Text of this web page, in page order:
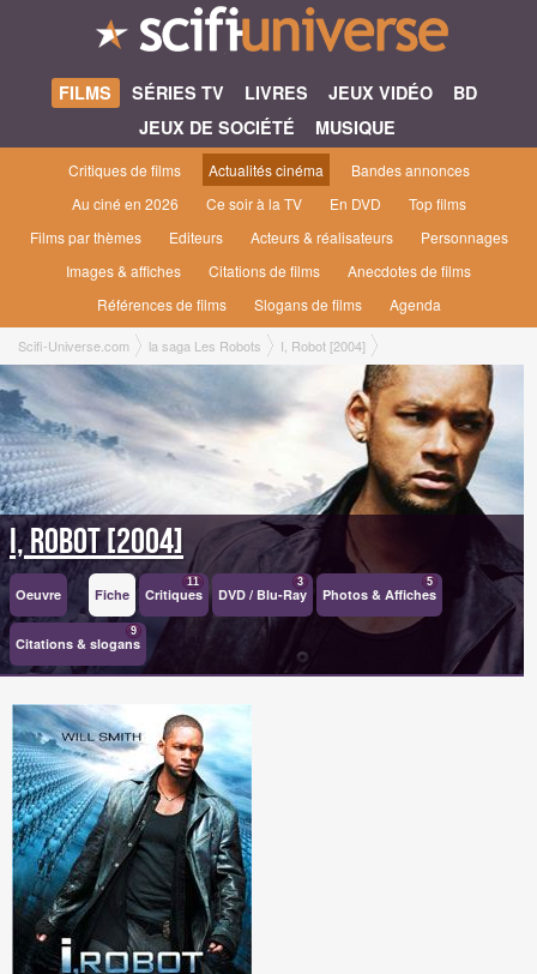
FILMS SÉRIES TV LIVRES JEUX VIDÉO
BD
JEUX DE SOCIÉTÉ
MUSIQUE
Critiques de films Actualités cinéma
Bandes annonces
Au ciné en 2026
Ce soir à la TV En DVD
Top films
Films par thèmes
Editeurs Acteurs & réalisateurs
Personnages
Images & affiches
Citations de films
Anecdotes de films
Références de films
Slogans de films Agenda
Scifi-Universe.com la saga Les Robots I, Robot [2004]
I, Robot [2004]
Oeuvre Fiche Critiques
11
DVD / Blu-Ray
3
Photos & Affiches
5
Citations & slogans
9